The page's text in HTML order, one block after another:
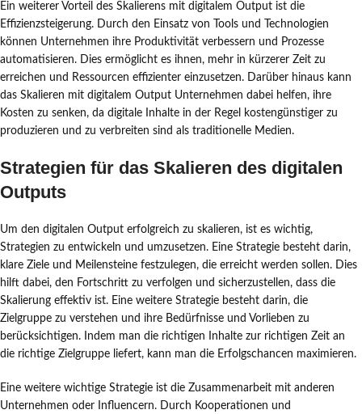
Ein weiterer Vorteil des Skalierens mit digitalem Output ist die
Effizienzsteigerung. Durch den Einsatz von Tools und Technologien
können Unternehmen ihre Produktivität verbessern und Prozesse
automatisieren. Dies ermöglicht es ihnen, mehr in kürzerer Zeit zu
erreichen und Ressourcen effizienter einzusetzen. Darüber hinaus kann
das Skalieren mit digitalem Output Unternehmen dabei helfen, ihre
Kosten zu senken, da digitale Inhalte in der Regel kostengünstiger zu
produzieren und zu verbreiten sind als traditionelle Medien.
Strategien für das Skalieren des digitalen
Outputs
Um den digitalen Output erfolgreich zu skalieren, ist es wichtig,
Strategien zu entwickeln und umzusetzen. Eine Strategie besteht darin,
klare Ziele und Meilensteine festzulegen, die erreicht werden sollen. Dies
hilft dabei, den Fortschritt zu verfolgen und sicherzustellen, dass die
Skalierung effektiv ist. Eine weitere Strategie besteht darin, die
Zielgruppe zu verstehen und ihre Bedürfnisse und Vorlieben zu
berücksichtigen. Indem man die richtigen Inhalte zur richtigen Zeit an
die richtige Zielgruppe liefert, kann man die Erfolgschancen maximieren.
Eine weitere wichtige Strategie ist die Zusammenarbeit mit anderen
Unternehmen oder Influencern. Durch Kooperationen und